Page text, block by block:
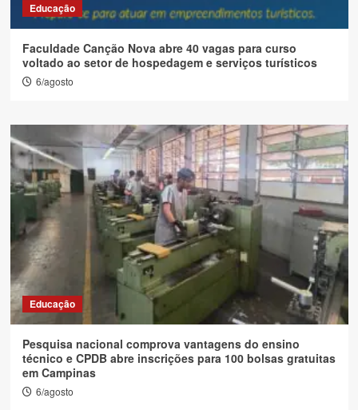
Educação
Faculdade Canção Nova abre 40 vagas para curso
voltado ao setor de hospedagem e serviços turísticos
6/agosto
Educação
Pesquisa nacional comprova vantagens do ensino
técnico e CPDB abre inscrições para 100 bolsas gratuitas
em Campinas
6/agosto